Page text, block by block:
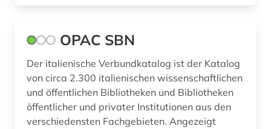
OPAC SBN
Der italienische Verbundkatalog ist der Katalog
von circa 2.300 italienischen wissenschaftlichen
und öffentlichen Bibliotheken und Bibliotheken
öffentlicher und privater Institutionen aus den
verschiedensten Fachgebieten. Angezeigt